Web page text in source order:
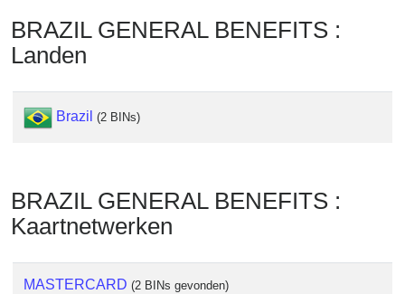
is
My
Address
IP
BIN
Checker
/
Validator
BRAZIL GENERAL BENEFITS :
Landen
Brazil (2 BINs)
BRAZIL GENERAL BENEFITS :
Kaartnetwerken
MASTERCARD (2 BINs gevonden)